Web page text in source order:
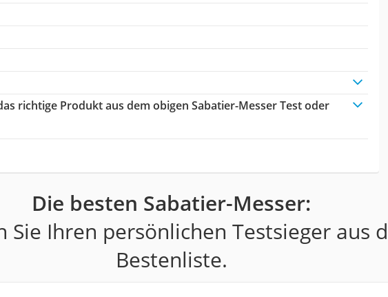
richtige Produkt aus dem obigen Sabatier-Messer Test oder
Die besten Sabatier-Messer:
Sie Ihren persönlichen Testsieger aus
Bestenliste.